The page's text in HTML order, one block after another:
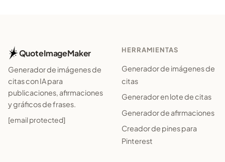
QuoteImageMaker
Generador de imágenes de
citas con IA para
publicaciones, afirmaciones
y gráficos de frases.
[email protected]
HERRAMIENTAS
Generador de imágenes de
citas
Generador en lote de citas
Generador de afirmaciones
Creador de pines para
Pinterest